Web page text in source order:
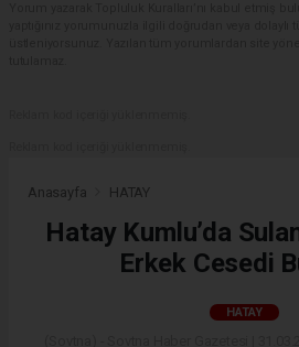
Anasayfa HATAY
Hatay Kumlu’da
Erkek Cesedi
HATAY